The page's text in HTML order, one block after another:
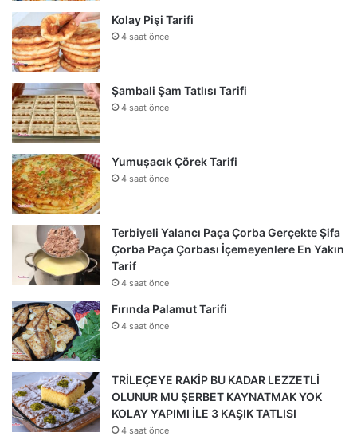
Kolay Pişi Tarifi
4 saat önce
Şambali Şam Tatlısı Tarifi
4 saat önce
Yumuşacık Çörek Tarifi
4 saat önce
Terbiyeli Yalancı Paça Çorba Gerçekte Şifa
Çorba Paça Çorbası İçemeyenlere En Yakın
Tarif
4 saat önce
Fırında Palamut Tarifi
4 saat önce
TRİLEÇEYE RAKİP BU KADAR LEZZETLİ
OLUNUR MU ŞERBET KAYNATMAK YOK
KOLAY YAPIMI İLE 3 KAŞIK TATLISI
4 saat önce